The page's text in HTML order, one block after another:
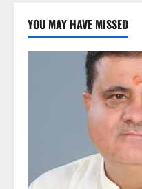
YOU MAY HAVE MISSED